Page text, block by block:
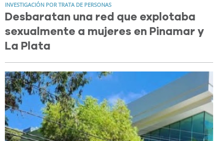
INVESTIGACIÓN POR TRATA DE PERSONAS
Desbaratan una red que explotaba
sexualmente a mujeres en Pinamar y
La Plata